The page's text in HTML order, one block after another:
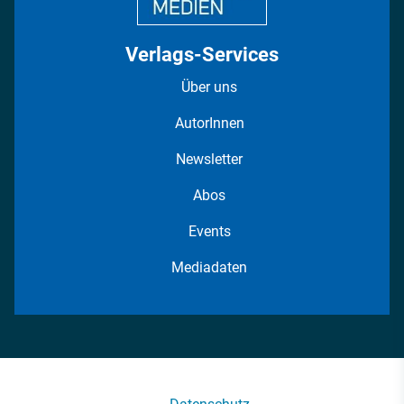
Verlags-Services
Über uns
AutorInnen
Newsletter
Abos
Events
Mediadaten